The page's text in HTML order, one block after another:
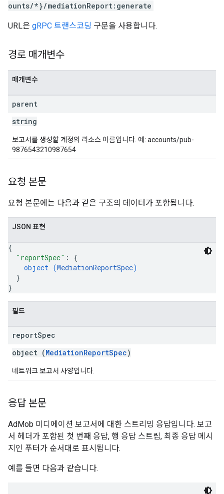
ounts/*}/mediationReport:generate
URL은 gRPC 트랜스코딩 구문을 사용합니다.
경로 매개변수
매개변수
parent
string
보고서를 생성할 계정의 리소스 이름입니다. 예: accounts/pub-
9876543210987654
요청 본문
요청 본문에는 다음과 같은 구조의 데이터가 포함됩니다.
JSON 표현
{
"reportSpec" : {
object (MediationReportSpec)
}
}
필드
reportSpec
object (MediationReportSpec)
네트워크 보고서 사양입니다.
응답 본문
AdMob 미디에이션 보고서에 대한 스트리밍 응답입니다. 보고
서 헤더가 포함된 첫 번째 응답, 행 응답 스트림, 최종 응답 메시
지인 푸터가 순서대로 표시됩니다.
예를 들면 다음과 같습니다.